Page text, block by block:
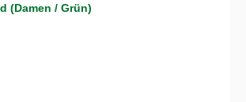
(Damen / Grün)